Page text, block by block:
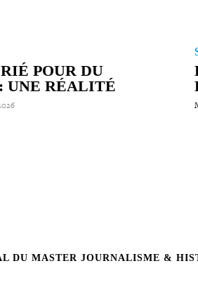
POUR DU
UNE RÉALITÉ
DU MASTER JOURNALISME &